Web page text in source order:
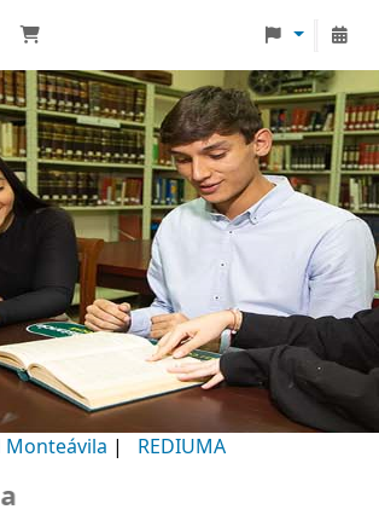
Monteávila
| REDIUMA